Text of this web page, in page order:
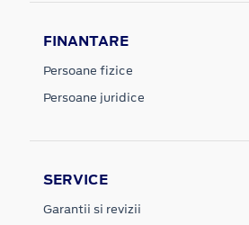
FINANTARE
Persoane fizice
Persoane juridice
SERVICE
Garantii si revizii